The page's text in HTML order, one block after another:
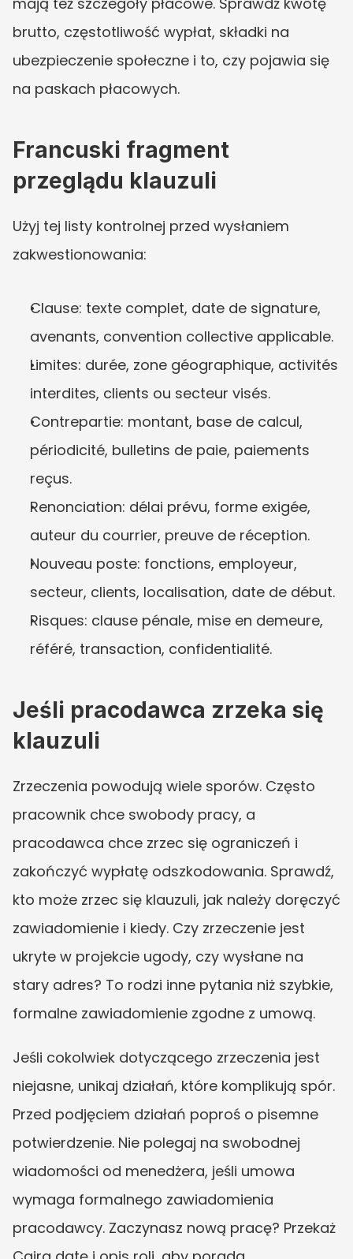
brutto, częstotliwość wypłat, składki na
ubezpieczenie społeczne i to, czy pojawia się
na paskach płacowych.
Francuski fragment
przeglądu klauzuli
Użyj tej listy kontrolnej przed wysłaniem
zakwestionowania:
Clause: texte complet, date de signature,
avenants, convention collective applicable.
Limites: durée, zone géographique, activités
interdites, clients ou secteur visés.
Contrepartie: montant, base de calcul,
périodicité, bulletins de paie, paiements
reçus.
Renonciation: délai prévu, forme exigée,
auteur du courrier, preuve de réception.
Nouveau poste: fonctions, employeur,
secteur, clients, localisation, date de début.
Risques: clause pénale, mise en demeure,
référé, transaction, confidentialité.
Jeśli pracodawca zrzeka się
klauzuli
Zrzeczenia powodują wiele sporów. Często
pracownik chce swobody pracy, a
pracodawca chce zrzec się ograniczeń i
zakończyć wypłatę odszkodowania. Sprawdź,
kto może zrzec się klauzuli, jak należy doręczyć
zawiadomienie i kiedy. Czy zrzeczenie jest
ukryte w projekcie ugody, czy wysłane na
stary adres? To rodzi inne pytania niż szybkie,
formalne zawiadomienie zgodne z umową.
Jeśli cokolwiek dotyczącego zrzeczenia jest
niejasne, unikaj działań, które komplikują spór.
Przed podjęciem działań poproś o pisemne
potwierdzenie. Nie polegaj na swobodnej
wiadomości od menedżera, jeśli umowa
wymaga formalnego zawiadomienia
pracodawcy. Zaczynasz nową pracę? Przekaż